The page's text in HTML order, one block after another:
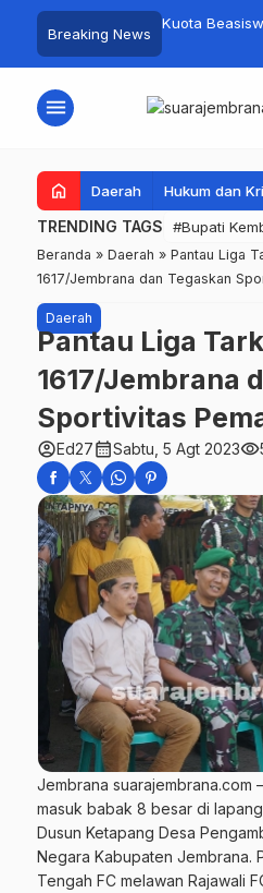
Breaking News
Kembang Beri
Warga Sri
Kuota
Siapkan
menu
home Daerah Hukum dan
TRENDING TAGS #Bupati
Beranda » Daerah » Pantau Liga
1617/Jembrana dan Tegaskan
Daerah
Pantau Liga
1617/Jembrana
Sportivitas
account_circleEd27calendar_monthSabtu, 5 Agt 2023visibility
Jembrana suarajembrana.com
masuk babak 8 besar di
Dusun Ketapang Desa
Negara Kabupaten Jembrana.
Tengah FC melawan Rajawali